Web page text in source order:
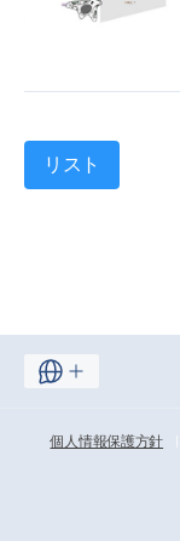
リスト
個人情報保護方針